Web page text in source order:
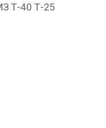
Т-40 Т-25